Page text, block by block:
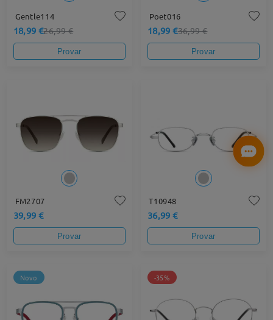
Gentle114
18,99 €26,99 €
Provar
Poet016
18,99 €36,99 €
Provar
FM2707
39,99 €
Provar
T10948
36,99 €
Provar
Novo -35%